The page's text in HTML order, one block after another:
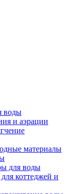
воды
и аэрации
материалы
для воды
коттеджей и